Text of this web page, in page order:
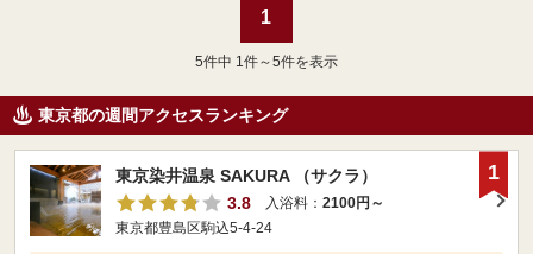
1
5件中 1件～5件を表示
東京都の週間アクセスランキング
東京染井温泉 SAKURA （サクラ）
3.8
入浴料： 2100円～
東京都豊島区駒込5-4-24
1